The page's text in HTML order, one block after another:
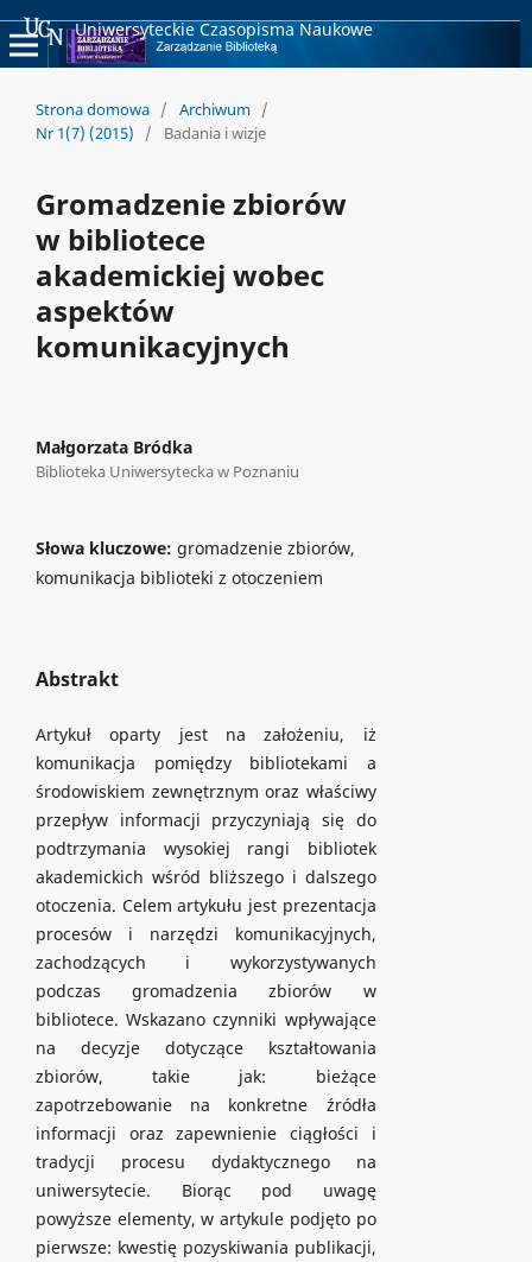
Uniwersyteckie Czasopisma Naukowe
Strona domowa / Archiwum /
Nr 1(7) (2015)
/ Badania i wizje
Gromadzenie zbiorów
w bibliotece
akademickiej wobec
aspektów
komunikacyjnych
Małgorzata Bródka
Biblioteka Uniwersytecka w Poznaniu
Słowa kluczowe: gromadzenie zbiorów,
komunikacja biblioteki z otoczeniem
Abstrakt
Artykuł oparty jest na założeniu, iż
komunikacja pomiędzy bibliotekami a
środowiskiem zewnętrznym oraz właściwy
przepływ informacji przyczyniają się do
podtrzymania wysokiej rangi bibliotek
akademickich wśród bliższego i dalszego
otoczenia. Celem artykułu jest prezentacja
procesów i narzędzi komunikacyjnych,
zachodzących i wykorzystywanych
podczas gromadzenia zbiorów w
bibliotece. Wskazano czynniki wpływające
na decyzje dotyczące kształtowania
zbiorów, takie jak: bieżące
zapotrzebowanie na konkretne źródła
informacji oraz zapewnienie ciągłości i
tradycji procesu dydaktycznego na
uniwersytecie. Biorąc pod uwagę
powyższe elementy, w artykule podjęto po
pierwsze: kwestię pozyskiwania publikacji,